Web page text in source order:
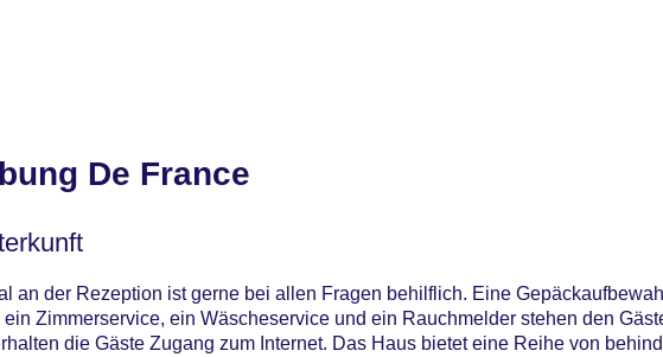
De France
an der Rezeption ist gerne bei allen Fragen behilflich. Eine
Zimmerservice, ein Wäscheservice und ein Rauchmelder stehen den
die Gäste Zugang zum Internet. Das Haus bietet eine Reihe von